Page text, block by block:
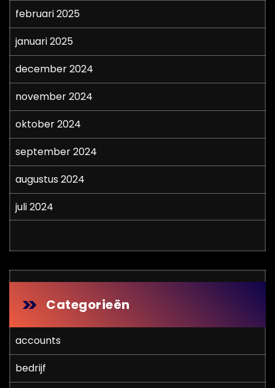
februari 2025
januari 2025
december 2024
november 2024
oktober 2024
september 2024
augustus 2024
juli 2024
Categorieën
accounts
bedrijf